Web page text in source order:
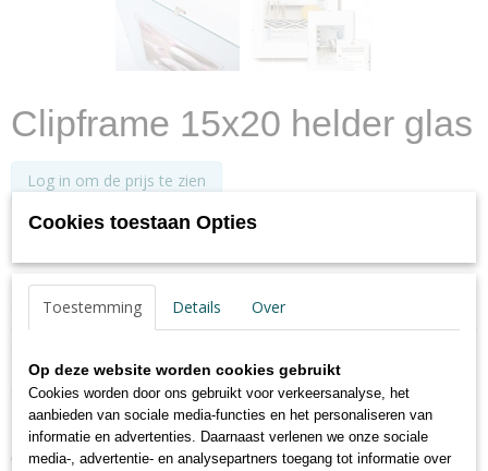
Clipframe 15x20 helder glas
Log in om de prijs te zien
Op voorraad- Levertijd max. 2 werkdagen
Specificaties
RB520K
EAN code
4004122542253
Netto gewicht
0,23 Kg
Randloze wissellijst helder glas
Het glas is langs de zijkanten glad geslepen
Hardboard achterwand met clipsluitingen
Geschikt voor horizontaal of verticaal ophangen
Cookies toestaan Opties
Toestemming Details Over
Op deze website worden cookies gebruikt
Cookies worden door ons gebruikt voor verkeersanalyse, het
aanbieden van sociale media-functies en het personaliseren van
informatie en advertenties. Daarnaast verlenen we onze sociale
media-, advertentie- en analysepartners toegang tot informatie over